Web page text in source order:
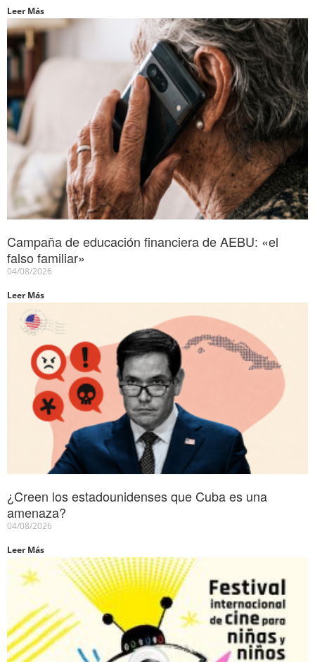
Leer Más
Campaña de educación financiera de AEBU: «el
falso familiar»
04/08/2026
Leer Más
¿Creen los estadounidenses que Cuba es una
amenaza?
04/08/2026
Leer Más